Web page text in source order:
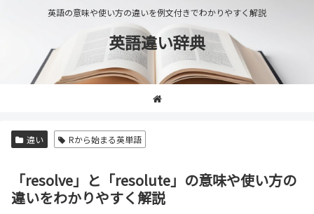
英語の意味や使い方の違いを例文付きでわかりやすく解説
英語違い辞典
違い Rから始まる英単語
「resolve」と「resolute」の意味や使い方の
違いをわかりやすく解説